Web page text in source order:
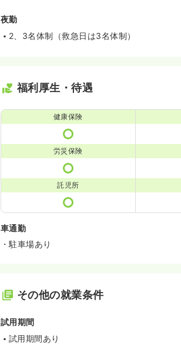
夜勤
2、3名体制（救急日は3名体制）
福利厚生・待遇
健康保険
労災保険
託児所
車通勤
・駐車場あり
その他の就業条件
試用期間
試用期間あり